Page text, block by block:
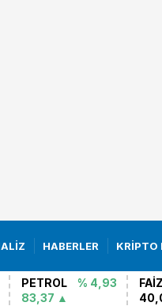
HABERLER KRİPTO
PETROL
% 4,93
83,37
FAİZ